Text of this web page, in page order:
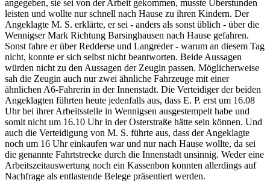
angegeben, sie sei von der Arbeit gekommen, musste Überstunden
leisten und wollte nur schnell nach Hause zu ihren Kindern. Der
Angeklagte M. S. erklärte, er sei - anders als sonst üblich - über die
Wennigser Mark Richtung Barsinghausen nach Hause gefahren.
Sonst fahre er über Redderse und Langreder - warum an diesem Tag
nicht, konnte er sich selbst nicht beantworten. Beide Aussagen
würden nicht zu den Aussagen der Zeugin passen. Möglicherweise
sah die Zeugin auch nur zwei ähnliche Fahrzeuge mit einer
ähnlichen A6-Fahrerin in der Innenstadt. Die Verteidiger der beiden
Angeklagten führten heute jedenfalls aus, dass E. P. erst um 16.08
Uhr bei ihrer Arbeitsstelle in Wennigsen ausgestempelt habe und
somit nicht um 16.10 Uhr in der Osterstraße hätte sein können. Und
auch die Verteidigung von M. S. führte aus, dass der Angeklagte
noch um 16 Uhr einkaufen war und nur nach Hause wollte, da sei
die genannte Fahrtstrecke durch die Innenstadt unsinnig. Weder eine
Arbeitszeitauswertung noch ein Kassenbon konnten allerdings auf
Nachfrage als entlastende Belege präsentiert werden.